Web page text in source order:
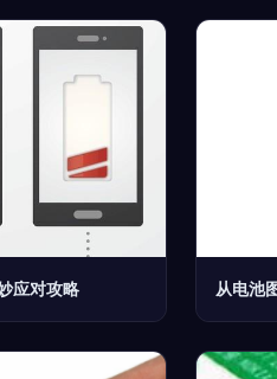
应对攻略 从电池